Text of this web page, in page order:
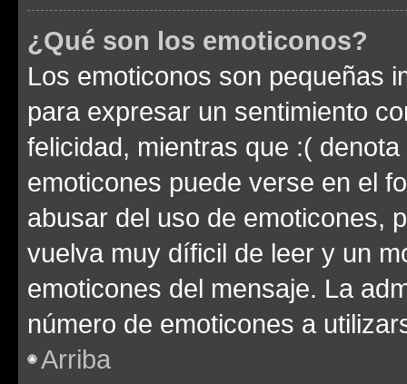
¿Qué son los emoticonos?
Los emoticonos son pequeñas
para expresar un sentimiento
felicidad, mientras que :(
emoticones puede verse en el
abusar del uso de emoticones,
vuelva muy díficil de leer y un
emoticones del mensaje. La
número de emoticones a
Arriba